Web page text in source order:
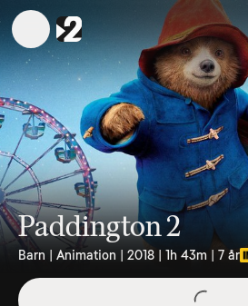
Paddington 2
Barn | Animation | 2018 | 1h 43m | 7 år